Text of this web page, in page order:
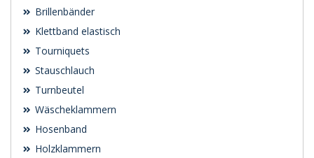
Brillenbänder
Klettband elastisch
Tourniquets
Stauschlauch
Turnbeutel
Wäscheklammern
Hosenband
Holzklammern